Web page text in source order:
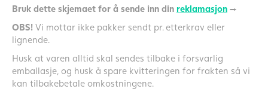
Bruk dette skjemaet for å sende inn din reklamasjon →
OBS! Vi mottar ikke pakker sendt pr. etterkrav eller
lignende.
Husk at varen alltid skal sendes tilbake i forsvarlig
emballasje, og husk å spare kvitteringen for frakten så vi
kan tilbakebetale omkostningene.